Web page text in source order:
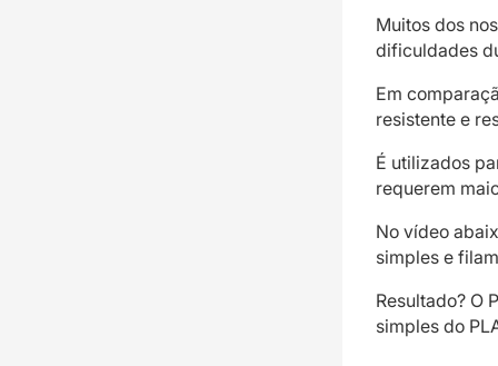
Muitos dos
dificuldades
Em
resistente e
É utilizados
requerem
No vídeo
simples e
Resultado? O
simples do